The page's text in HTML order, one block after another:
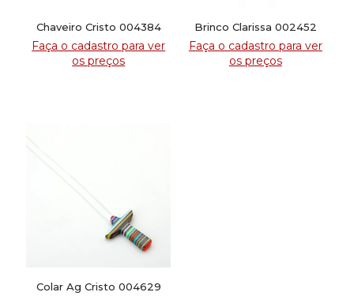
Chaveiro Cristo 004384
Faça o cadastro para ver
os preços
Brinco Clarissa 002452
Faça o cadastro para ver
os preços
Colar Ag Cristo 004629